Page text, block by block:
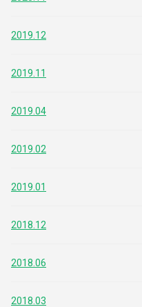
2019.12
2019.11
2019.04
2019.02
2019.01
2018.12
2018.06
2018.03